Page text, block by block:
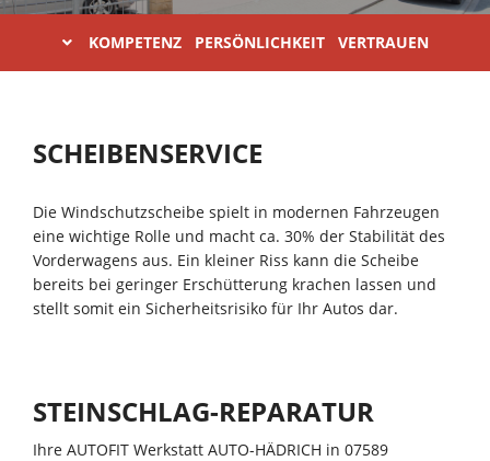
KOMPETENZ PERSÖNLICHKEIT VERTRAUEN
SCHEIBENSERVICE
Die Windschutzscheibe spielt in modernen Fahrzeugen
eine wichtige Rolle und macht ca. 30% der Stabilität des
Vorderwagens aus. Ein kleiner Riss kann die Scheibe
bereits bei geringer Erschütterung krachen lassen und
stellt somit ein Sicherheitsrisiko für Ihr Autos dar.
STEINSCHLAG-REPARATUR
Ihre AUTOFIT Werkstatt AUTO-HÄDRICH in 07589